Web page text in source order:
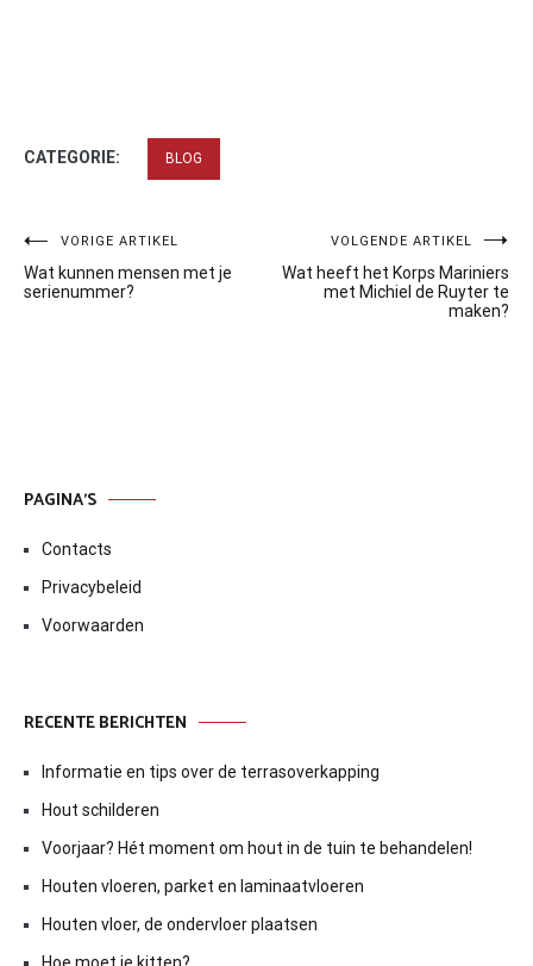
CATEGORIE: BLOG
Bericht
navigatie
VORIGE ARTIKEL
Wat kunnen mensen met je
serienummer?
VOLGENDE ARTIKEL
Wat heeft het Korps Mariniers
met Michiel de Ruyter te
maken?
PAGINA’S
Contacts
Privacybeleid
Voorwaarden
RECENTE BERICHTEN
Informatie en tips over de terrasoverkapping
Hout schilderen
Voorjaar? Hét moment om hout in de tuin te behandelen!
Houten vloeren, parket en laminaatvloeren
Houten vloer, de ondervloer plaatsen